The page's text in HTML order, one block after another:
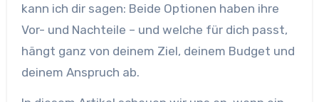
kann ich dir sagen: Beide Optionen haben ihre
Vor- und Nachteile – und welche für dich passt,
hängt ganz von deinem Ziel, deinem Budget und
deinem Anspruch ab.